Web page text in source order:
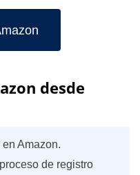
desde
Amazon.
de registro